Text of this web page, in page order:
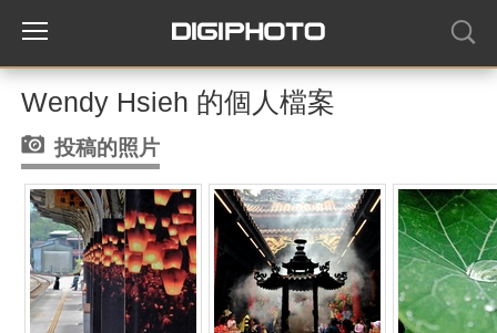
Wendy Hsieh 的個人檔案
投稿的照片